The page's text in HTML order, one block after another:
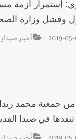
النهائية للدرجة
للمفاوضات ... أيّ
إستمرار أزمة
وفشل وزارة
2019-05- أخبار
من جمعية محمد
تنفذها في صيدا